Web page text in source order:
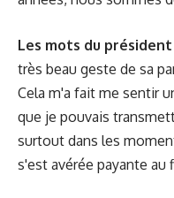
Les mots du
très beau geste de sa
Cela m'a fait me sentir
que je pouvais
surtout dans les
s'est avérée payante au